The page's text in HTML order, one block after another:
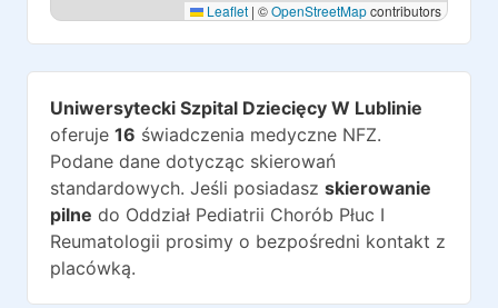
Leaflet | ©OpenStreetMapcontributors
Uniwersytecki Szpital Dziecięcy W Lublinie
oferuje 16 świadczenia medyczne NFZ.
Podane dane dotycząc skierowań
standardowych. Jeśli posiadasz skierowanie
pilne do Oddział Pediatrii Chorób Płuc I
Reumatologii prosimy o bezpośredni kontakt z
placówką.